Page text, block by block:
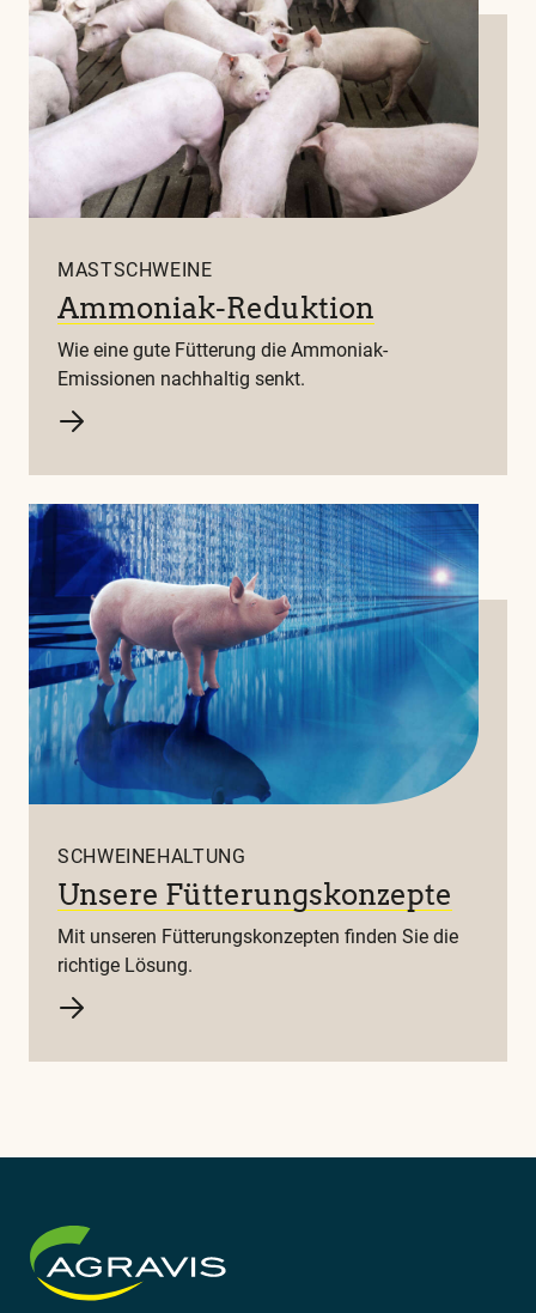
MASTSCHWEINE
Ammoniak-Reduktion
Wie eine gute Fütterung die Ammoniak-
Emissionen nachhaltig senkt.
SCHWEINEHALTUNG
Unsere Fütterungskonzepte
Mit unseren Fütterungskonzepten finden Sie die
richtige Lösung.